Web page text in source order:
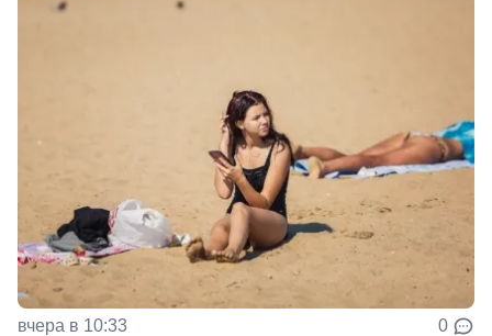
вчера в 10:33 0